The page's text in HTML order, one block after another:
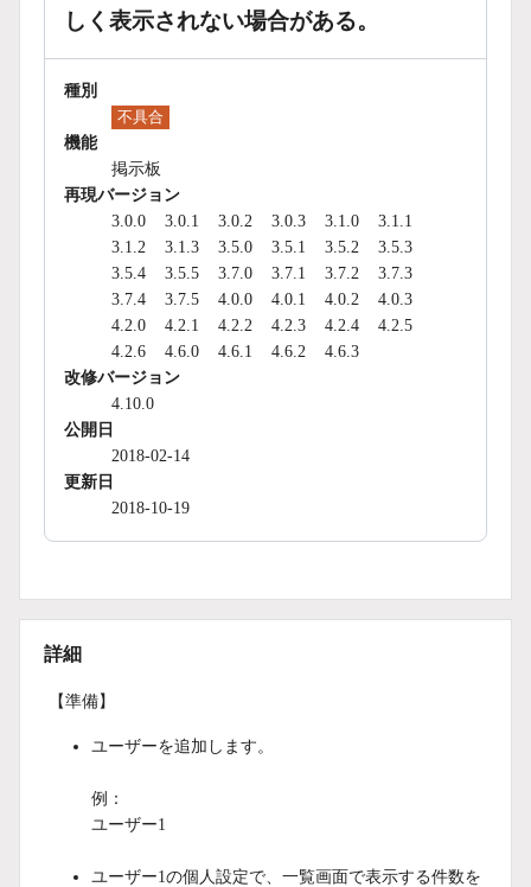
しく表示されない場合がある。
種別
不具合
機能
掲示板
再現バージョン
3.0.0
3.0.1 3.0.2 3.0.3 3.1.0
3.1.1
3.1.2
3.1.3 3.5.0 3.5.1 3.5.2
3.5.3
3.5.4
3.5.5 3.7.0 3.7.1 3.7.2
3.7.3
3.7.4
3.7.5 4.0.0 4.0.1 4.0.2
4.0.3
4.2.0
4.2.1 4.2.2 4.2.3 4.2.4
4.2.5
4.2.6
4.6.0 4.6.1 4.6.2
4.6.3
改修バージョン
4.10.0
公開日
2018-02-14
更新日
2018-10-19
詳細
【準備】
ユーザーを追加します。
例：
ユーザー1
ユーザー1の個人設定で、一覧画面で表示する件数を